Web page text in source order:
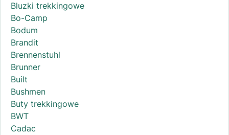
Bluzki trekkingowe
Bo-Camp
Bodum
Brandit
Brennenstuhl
Brunner
Built
Bushmen
Buty trekkingowe
BWT
Cadac